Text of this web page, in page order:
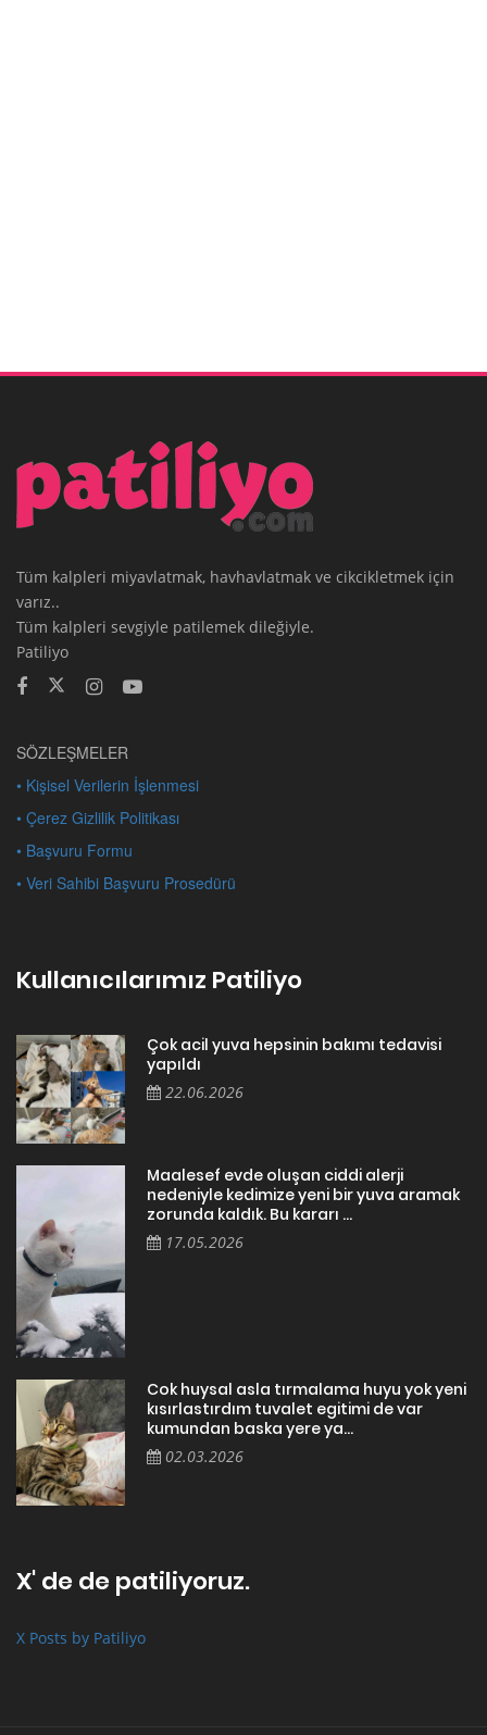
Tüm kalpleri miyavlatmak, havhavlatmak ve cikcikletmek için
varız..
Tüm kalpleri sevgiyle patilemek dileğiyle.
Patiliyo
SÖZLEŞMELER
• Kişisel Verilerin İşlenmesi
• Çerez Gizlilik Politikası
• Başvuru Formu
• Veri Sahibi Başvuru Prosedürü
Kullanıcılarımız Patiliyo
Çok acil yuva hepsinin bakımı tedavisi
yapıldı
22.06.2026
Maalesef evde oluşan ciddi alerji
nedeniyle kedimize yeni bir yuva aramak
zorunda kaldık. Bu kararı ...
17.05.2026
Cok huysal asla tırmalama huyu yok yeni
kısırlastırdım tuvalet egitimi de var
kumundan baska yere ya...
02.03.2026
X' de de patiliyoruz.
X Posts by Patiliyo